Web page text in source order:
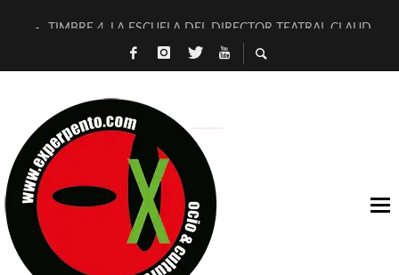
TIMBRE 4, LA ESCUELA DEL DIRECTOR TEATRAL CLAUDIO
30 AÑOS (NO ES NADA) DE LA KATARSIS DEL TOMATAZO
D’BALDOMEROS REINVENTAN [BITÁCORA 3.0] EN EXVITA
MARSHALL FLASH PRESENTA EN EXVITA [RELATIVA
JOFRE BARDAGÍ EN EXVITA INTERPRETANDO A SERRAT
YORCH PRESENTA [CURSO DE ARMONÍA PERSECUTORIA]
MAGALÍ SARE NOS EXPLICA [DESCASADA]